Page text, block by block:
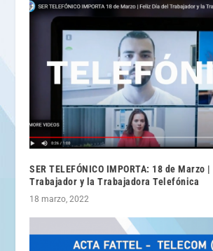
SER TELEFÓNICO IMPORTA: 18 de Marzo
Trabajador y la Trabajadora Telefónica
18 marzo, 2022